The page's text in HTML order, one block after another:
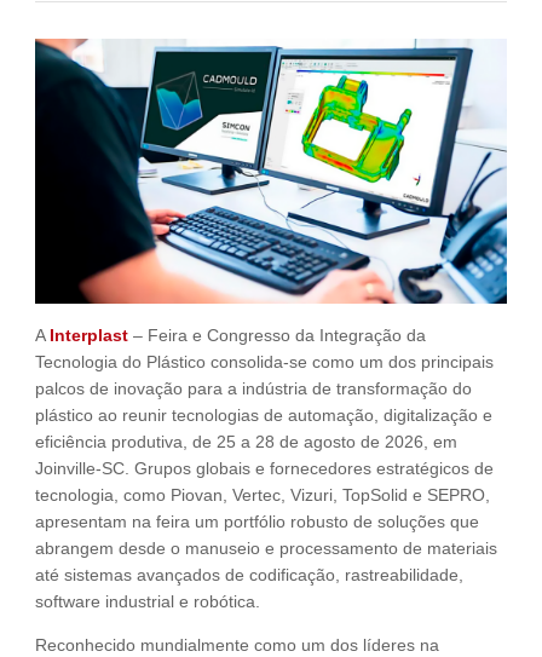
NOSSAS ASSOCIADAS
SEJA UM ASSOCIADO
A Interplast – Feira e Congresso da Integração da
Tecnologia do Plástico consolida-se como um dos principais
palcos de inovação para a indústria de transformação do
plástico ao reunir tecnologias de automação, digitalização e
eficiência produtiva, de 25 a 28 de agosto de 2026, em
Joinville-SC. Grupos globais e fornecedores estratégicos de
tecnologia, como Piovan, Vertec, Vizuri, TopSolid e SEPRO,
apresentam na feira um portfólio robusto de soluções que
abrangem desde o manuseio e processamento de materiais
até sistemas avançados de codificação, rastreabilidade,
software industrial e robótica.
Reconhecido mundialmente como um dos líderes na